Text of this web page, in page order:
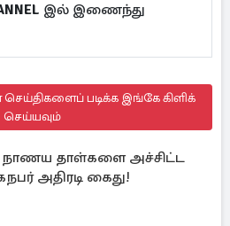
இல் இணைந்து
படிக்க இங்கே கிளிக்
செய்யவும்
தாள்களை அச்சிட்ட
அதிரடி கைது!